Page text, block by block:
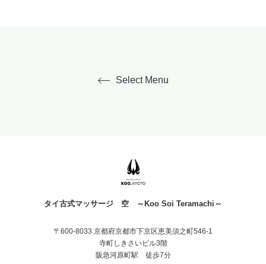
Select Menu
タイ古式マッサージ 空 ～Koo Soi Teramachi～
〒600-8033 京都府京都市下京区恵美須之町546-1
寺町しきさいビル3階
阪急河原町駅 徒歩7分